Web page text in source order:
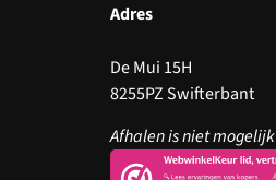
Adres
De Mui 15H
8255PZ Swifterbant
Afhalen is niet mogelijk